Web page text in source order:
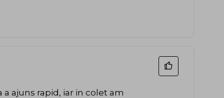
ajuns rapid, iar in colet am